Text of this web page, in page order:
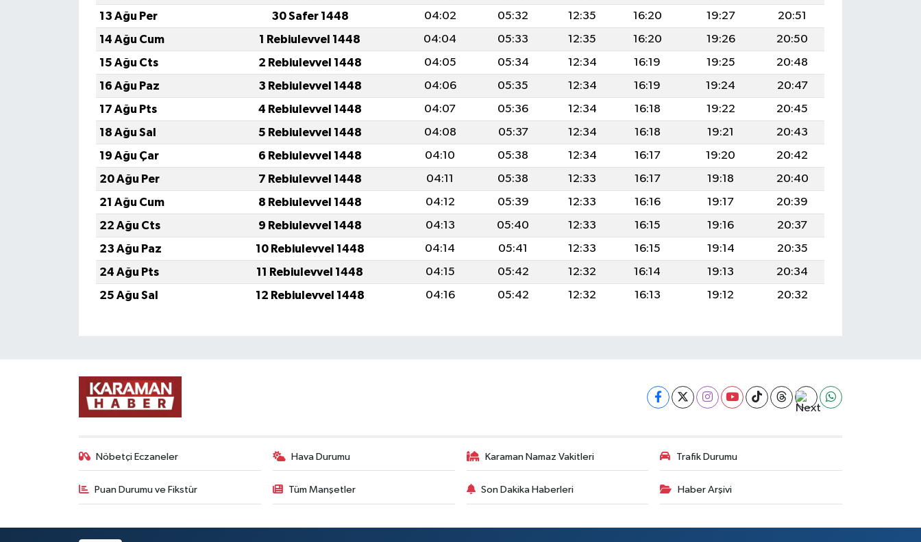
13 Ağu Per
30 Safer 1448 04:02 05:32 12:35 16:20 19:27
20:51
14 Ağu Cum
1 Rebiulevvel 1448 04:04 05:33 12:35 16:20 19:26
20:50
15 Ağu Cts
2 Rebiulevvel 1448 04:05 05:34 12:34 16:19 19:25
20:48
16 Ağu Paz
3 Rebiulevvel 1448 04:06 05:35 12:34 16:19 19:24
20:47
17 Ağu Pts
4 Rebiulevvel 1448 04:07 05:36 12:34 16:18 19:22
20:45
18 Ağu Sal
5 Rebiulevvel 1448 04:08 05:37 12:34 16:18 19:21
20:43
19 Ağu Çar
6 Rebiulevvel 1448 04:10 05:38 12:34 16:17 19:20
20:42
20 Ağu Per
7 Rebiulevvel 1448 04:11 05:38 12:33 16:17 19:18
20:40
21 Ağu Cum
8 Rebiulevvel 1448 04:12 05:39 12:33 16:16 19:17
20:39
22 Ağu Cts
9 Rebiulevvel 1448 04:13 05:40 12:33 16:15 19:16
20:37
23 Ağu Paz
10 Rebiulevvel 1448 04:14 05:41 12:33 16:15 19:14
20:35
24 Ağu Pts
11 Rebiulevvel 1448 04:15 05:42 12:32 16:14 19:13
20:34
25 Ağu Sal
12 Rebiulevvel 1448 04:16 05:42 12:32 16:13 19:12 20:32
Nöbetçi Eczaneler Hava Durumu Karaman Namaz Vakitleri Trafik Durumu
Puan Durumu ve Fikstür Tüm Manşetler Son Dakika Haberleri Haber Arşivi